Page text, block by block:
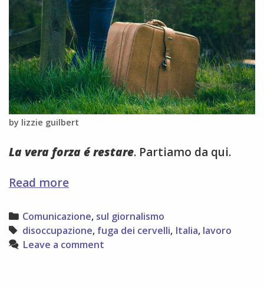
by lizzie guilbert
La vera forza é restare. Partiamo da qui.
Read morechi
è
un
grande,
chi
Categories
Comunicazione, sul giornalismo
Tags
disoccupazione, fuga dei cervelli, Italia, lavoro
Leave a comment